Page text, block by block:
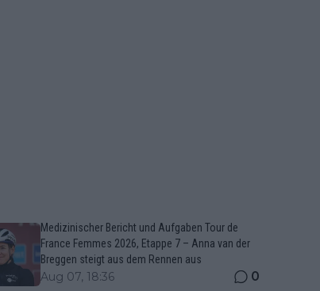
Medizinischer Bericht und Aufgaben Tour de
France Femmes 2026, Etappe 7 – Anna van der
Breggen steigt aus dem Rennen aus
Aug 07, 18:36 0